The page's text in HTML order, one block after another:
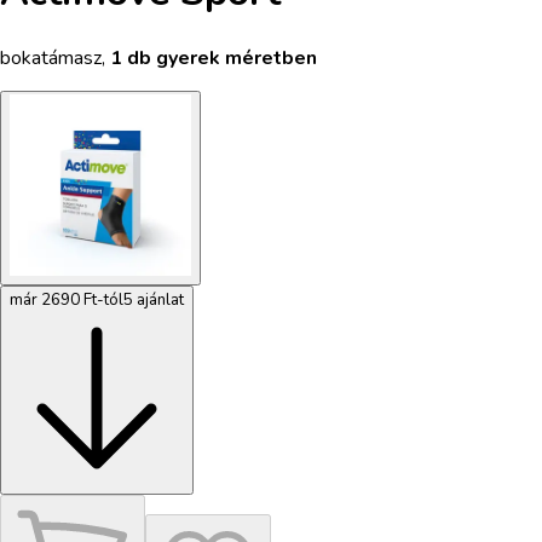
bokatámasz, 1 db gyerek méretben
már 2690 Ft-tól5 ajánlat